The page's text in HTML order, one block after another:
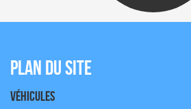
Plan du site
Véhicules